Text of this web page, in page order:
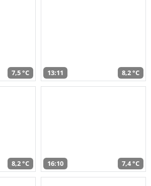
7,5 °C 13:11 8,2 °C
8,2 °C 16:10 7,4 °C